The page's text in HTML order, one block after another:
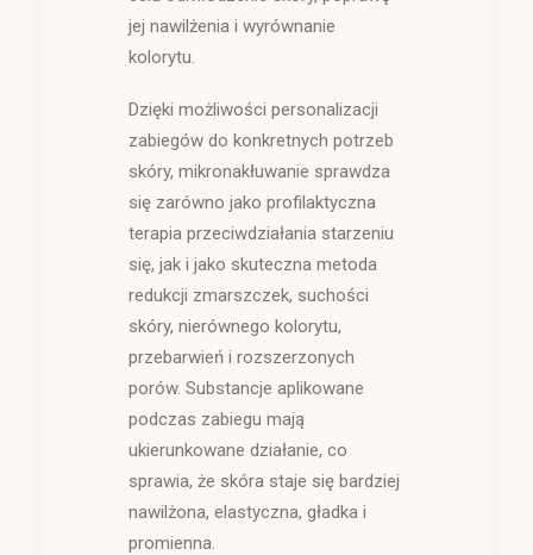
jej nawilżenia i wyrównanie
kolorytu.
Dzięki możliwości personalizacji
zabiegów do konkretnych potrzeb
skóry, mikronakłuwanie sprawdza
się zarówno jako profilaktyczna
terapia przeciwdziałania starzeniu
się, jak i jako skuteczna metoda
redukcji zmarszczek, suchości
skóry, nierównego kolorytu,
przebarwień i rozszerzonych
porów. Substancje aplikowane
podczas zabiegu mają
ukierunkowane działanie, co
sprawia, że skóra staje się bardziej
nawilżona, elastyczna, gładka i
promienna.